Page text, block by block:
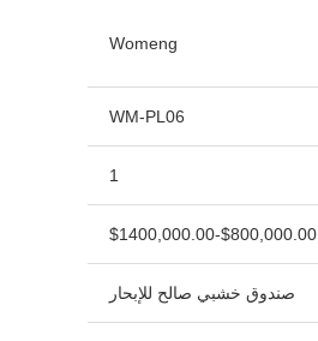
Womeng
WM-PL06
1
$800,000.00-$1400,000.00
صندوق خشبي صالح للإبحار